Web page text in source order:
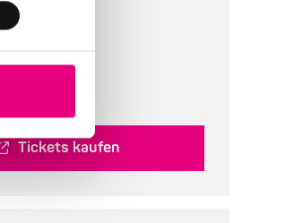
€
45 €
Tickets kaufen